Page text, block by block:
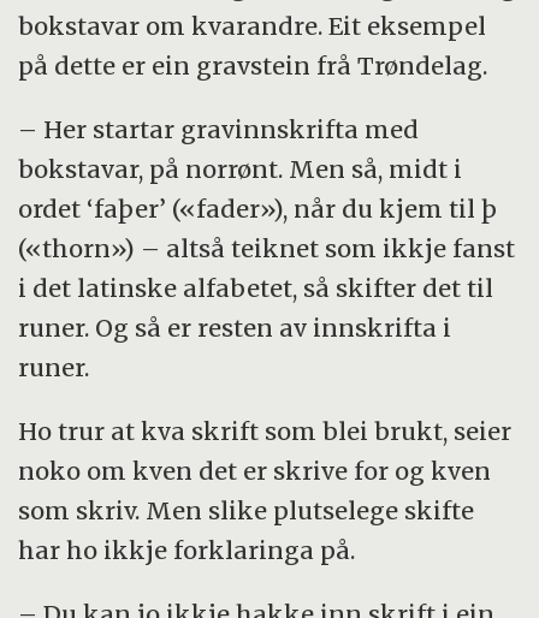
bokstavar om kvarandre. Eit eksempel
på dette er ein gravstein frå Trøndelag.
– Her startar gravinnskrifta med
bokstavar, på norrønt. Men så, midt i
ordet ‘faþer’ («fader»), når du kjem til þ
(«thorn») – altså teiknet som ikkje fanst
i det latinske alfabetet, så skifter det til
runer. Og så er resten av innskrifta i
runer.
Ho trur at kva skrift som blei brukt, seier
noko om kven det er skrive for og kven
som skriv. Men slike plutselege skifte
har ho ikkje forklaringa på.